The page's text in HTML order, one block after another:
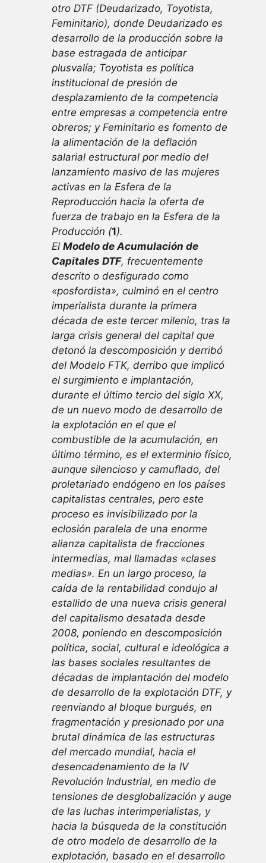
otro DTF (Deudarizado, Toyotista,
Feminitario), donde Deudarizado es
desarrollo de la producción sobre la
base estragada de anticipar
plusvalía; Toyotista es política
institucional de presión de
desplazamiento de la competencia
entre empresas a competencia entre
obreros; y Feminitario es fomento de
la alimentación de la deflación
salarial estructural por medio del
lanzamiento masivo de las mujeres
activas en la Esfera de la
Reproducción hacia la oferta de
fuerza de trabajo en la Esfera de la
Producción (1).
El Modelo de Acumulación de
Capitales DTF, frecuentemente
descrito o desfigurado como
«posfordista», culminó en el centro
imperialista durante la primera
década de este tercer milenio, tras la
larga crisis general del capital que
detonó la descomposición y derribó
del Modelo FTK, derribo que implicó
el surgimiento e implantación,
durante el último tercio del siglo XX,
de un nuevo modo de desarrollo de
la explotación en el que el
combustible de la acumulación, en
último término, es el exterminio físico,
aunque silencioso y camuflado, del
proletariado endógeno en los países
capitalistas centrales, pero este
proceso es invisibilizado por la
eclosión paralela de una enorme
alianza capitalista de fracciones
intermedias, mal llamadas «clases
medias». En un largo proceso, la
caída de la rentabilidad condujo al
estallido de una nueva crisis general
del capitalismo desatada desde
2008, poniendo en descomposición
política, social, cultural e ideológica a
las bases sociales resultantes de
décadas de implantación del modelo
de desarrollo de la explotación DTF, y
reenviando al bloque burgués, en
fragmentación y presionado por una
brutal dinámica de las estructuras
del mercado mundial, hacia el
desencadenamiento de la IV
Revolución Industrial, en medio de
tensiones de desglobalización y auge
de las luchas interimperialistas, y
hacia la búsqueda de la constitución
de otro modelo de desarrollo de la
explotación, basado en el desarrollo